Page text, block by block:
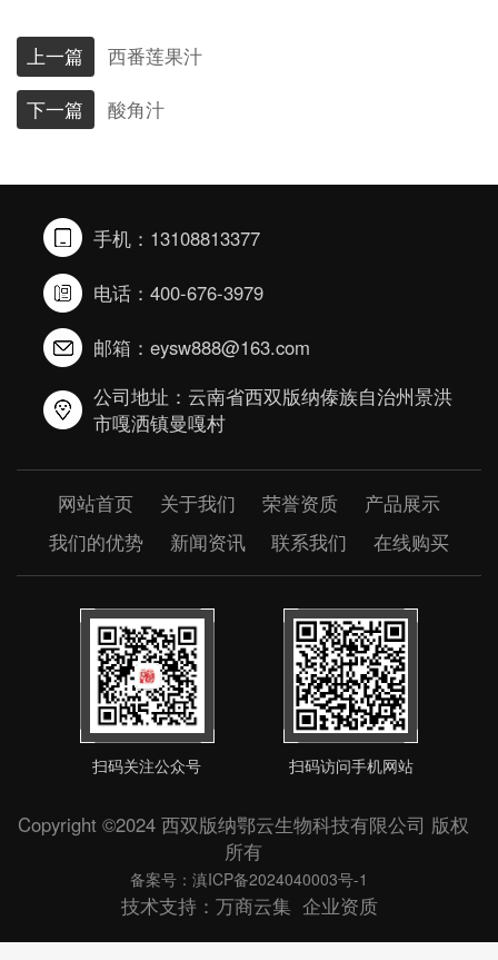
上一篇
西番莲果汁
下一篇
酸角汁
手机：13108813377
电话：400-676-3979
邮箱：eysw888@163.com
公司地址：云南省西双版纳傣族自治州景洪
市嘎洒镇曼嘎村
网站首页 关于我们 荣誉资质
产品展示
我们的优势
新闻资讯 联系我们 在线购买
扫码关注公众号 扫码访问手机网站
Copyright ©2024 西双版纳鄂云生物科技有限公司 版权
所有
备案号：滇ICP备2024040003号-1
技术支持： 万商云集 企业资质